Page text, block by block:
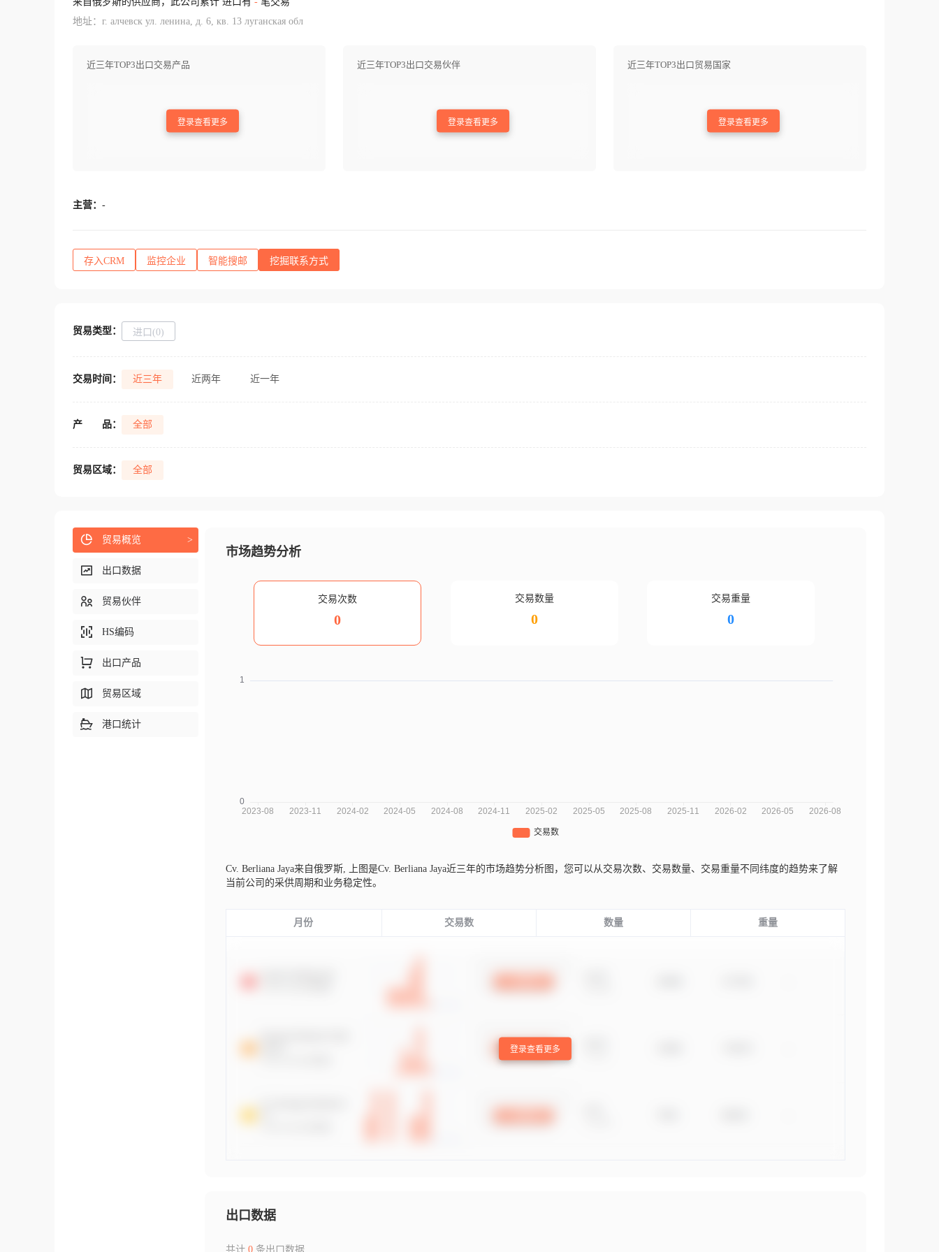
地址：г. алчевск ул. ленина, д. 6, кв. 13 луганская обл
近三年TOP3出口交易产品
登录查看更多
近三年TOP3出口交易伙伴
登录查看更多
近三年TOP3出口贸易国家
登录查看更多
主营： -
存入CRM 监控企业 智能搜邮 挖掘联系方式
贸易类型： 进口(0)
交易时间： 近三年 近两年 近一年
产 品： 全部
贸易区域： 全部
市场趋势分析
交易次数
0
交易数量
0
交易重量
0
Cv. Berliana Jaya来自俄罗斯,
上图是Cv. Berliana Jaya近三年的市场趋势分析图，您可以从交易次数、交易数量、交易重量不同纬度的趋势来了解
当前公司的采供周期和业务稳定性。
月份 交易数 数量 重量
登录查看更多
出口数据
共计 0条出口数据
贸易概览 >
出口数据
贸易伙伴
HS编码
出口产品
贸易区域
港口统计